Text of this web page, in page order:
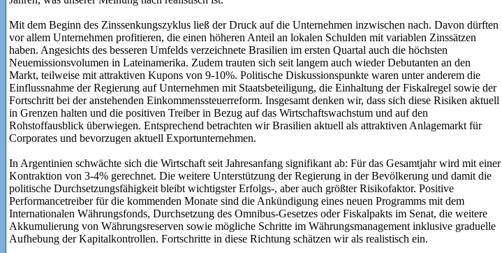
Mit dem Beginn des Zinssenkungszyklus ließ der Druck auf die Unternehmen inzwischen nach. Davon dürften
vor allem Unternehmen profitieren, die einen höheren Anteil an lokalen Schulden mit variablen Zinssätzen
haben. Angesichts des besseren Umfelds verzeichnete Brasilien im ersten Quartal auch die höchsten
Neuemissionsvolumen in Lateinamerika. Zudem trauten sich seit langem auch wieder Debutanten an den
Markt, teilweise mit attraktiven Kupons von 9-10%. Politische Diskussionspunkte waren unter anderem die
Einflussnahme der Regierung auf Unternehmen mit Staatsbeteiligung, die Einhaltung der Fiskalregel sowie der
Fortschritt bei der anstehenden Einkommenssteuerreform. Insgesamt denken wir, dass sich diese Risiken aktuell
in Grenzen halten und die positiven Treiber in Bezug auf das Wirtschaftswachstum und auf den
Rohstoffausblick überwiegen. Entsprechend betrachten wir Brasilien aktuell als attraktiven Anlagemarkt für
Corporates und bevorzugen aktuell Exportunternehmen.
In Argentinien schwächte sich die Wirtschaft seit Jahresanfang signifikant ab: Für das Gesamtjahr wird mit einer
Kontraktion von 3-4% gerechnet. Die weitere Unterstützung der Regierung in der Bevölkerung und damit die
politische Durchsetzungsfähigkeit bleibt wichtigster Erfolgs-, aber auch größter Risikofaktor. Positive
Performancetreiber für die kommenden Monate sind die Ankündigung eines neuen Programms mit dem
Internationalen Währungsfonds, Durchsetzung des Omnibus-Gesetzes oder Fiskalpakts im Senat, die weitere
Akkumulierung von Währungsreserven sowie mögliche Schritte im Währungsmanagement inklusive graduelle
Aufhebung der Kapitalkontrollen. Fortschritte in diese Richtung schätzen wir als realistisch ein.